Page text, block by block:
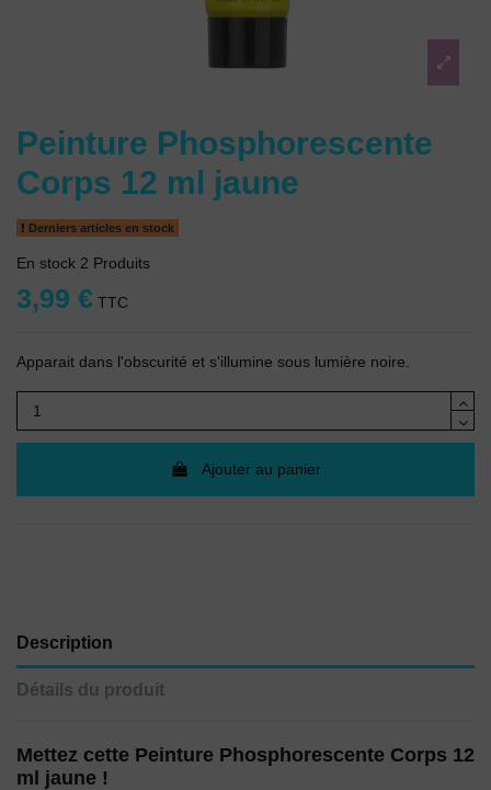
Peinture Phosphorescente
Corps 12 ml jaune
Derniers articles en stock
En stock 2 Produits
3,99 € TTC
Apparait dans l'obscurité et s'illumine sous lumière noire.
Ajouter au panier
Description
Détails du produit
Mettez cette Peinture Phosphorescente Corps 12
ml jaune !